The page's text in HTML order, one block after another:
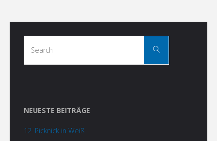
Search
NEUESTE BEITRÄGE
12. Picknick in Weiß